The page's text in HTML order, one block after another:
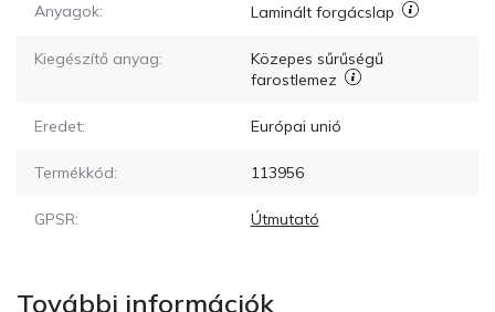
Anyagok: Laminált forgácslap
Kiegészítő anyag:
Közepes sűrűségű
farostlemez
Eredet: Európai unió
Termékkód: 113956
GPSR: Útmutató
További információk